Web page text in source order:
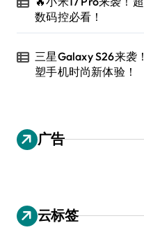
数码控必看！
三星Galaxy S26来袭
塑手机时尚新体验！
广告
云标签